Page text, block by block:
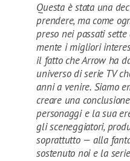
Questa è stata una
prendere, ma come
preso nei passati
mente i migliori
il fatto che Arrow ha
universo di serie TV
anni a venire. Siamo
creare una
personaggi e la sua
gli sceneggiatori,
soprattutto — alla
sostenuto noi e la